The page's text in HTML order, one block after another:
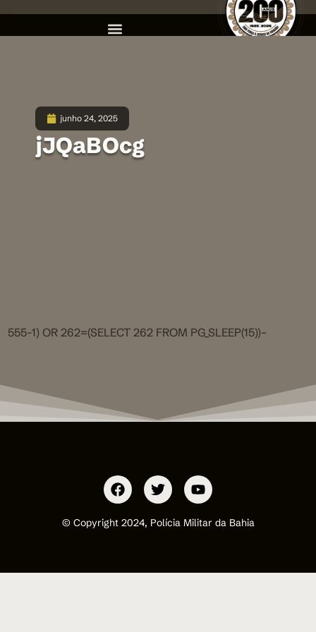
junho 24, 2025
jJQaBOcg
555-1) OR 262=(SELECT 262 FROM PG_SLEEP(15))–
© Copyright 2024, Polícia Militar da Bahia